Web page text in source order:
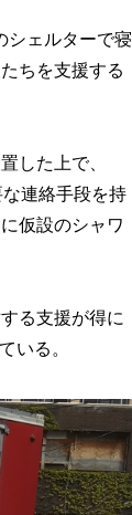
シェルターで寝
ちを支援する
した上で、
連絡手段を持
仮設のシャワ
る支援が得に
いる。